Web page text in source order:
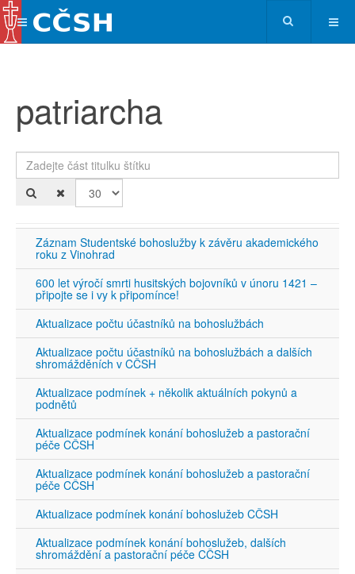
patriarcha
Zadejte část titulku štítku
Záznam Studentské bohoslužby k závěru akademického
roku z Vinohrad
600 let výročí smrti husitských bojovníků v únoru 1421 –
připojte se i vy k připomínce!
Aktualizace počtu účastníků na bohoslužbách
Aktualizace počtu účastníků na bohoslužbách a dalších
shromážděních v CČSH
Aktualizace podmínek + několik aktuálních pokynů a
podnětů
Aktualizace podmínek konání bohoslužeb a pastorační
péče CČSH
Aktualizace podmínek konání bohoslužeb a pastorační
péče CČSH
Aktualizace podmínek konání bohoslužeb CČSH
Aktualizace podmínek konání bohoslužeb, dalších
shromáždění a pastorační péče CČSH